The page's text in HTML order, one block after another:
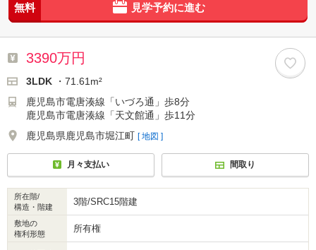
無料 見学予約に進む
3390万円
3LDK
・71.61m²
鹿児島市電唐湊線「いづろ通」歩8分
鹿児島市電唐湊線「天文館通」歩11分
鹿児島県鹿児島市堀江町 [ 地図 ]
月々支払い 間取り
所在階/
構造・階建
3階/SRC15階建
敷地の
権利形態
所有権